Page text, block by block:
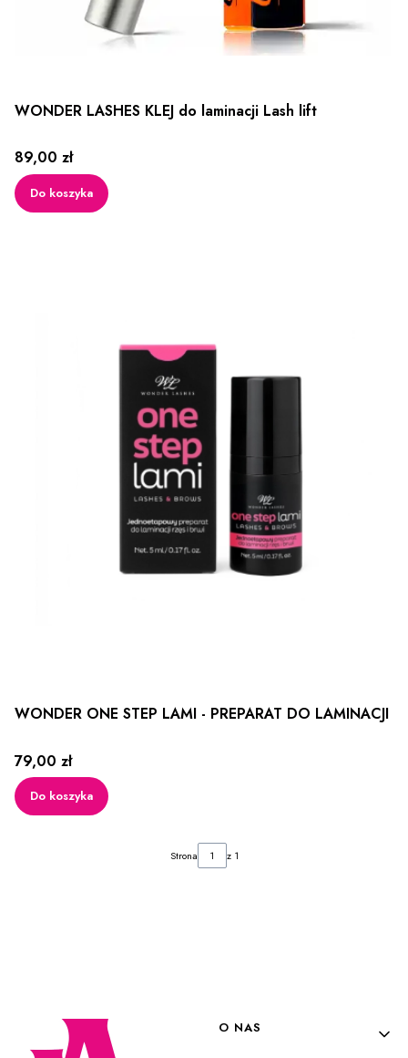
WONDER LASHES KLEJ do laminacji Lash lift
Cena
89,00 zł
Do koszyka
WONDER ONE STEP LAMI - PREPARAT DO LAMINACJI
Cena
79,00 zł
Do koszyka
Strona z 1
Linki w stopce
O NAS